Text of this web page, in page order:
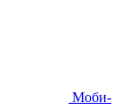
Моби-